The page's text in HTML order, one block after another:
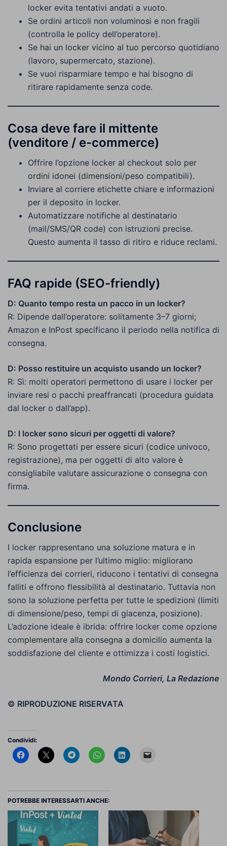
locker evita tentativi andati a vuoto.
Se ordini articoli non voluminosi e non fragili
(controlla le policy dell’operatore).
Se hai un locker vicino al tuo percorso quotidiano
(lavoro, supermercato, stazione).
Se vuoi risparmiare tempo e hai bisogno di
ritirare rapidamente senza code.
Cosa deve fare il mittente
(venditore / e-commerce)
Offrire l’opzione locker al checkout solo per
ordini idonei (dimensioni/peso compatibili).
Inviare al corriere etichette chiare e informazioni
per il deposito in locker.
Automatizzare notifiche al destinatario
(mail/SMS/QR code) con istruzioni precise.
Questo aumenta il tasso di ritiro e riduce reclami.
FAQ rapide (SEO-friendly)
D: Quanto tempo resta un pacco in un locker?
R: Dipende dall’operatore: solitamente 3–7 giorni;
Amazon e InPost specificano il periodo nella notifica di
consegna.
D: Posso restituire un acquisto usando un locker?
R: Sì: molti operatori permettono di usare i locker per
inviare resi o pacchi preaffrancati (procedura guidata
dal locker o dall’app).
D: I locker sono sicuri per oggetti di valore?
R: Sono progettati per essere sicuri (codice univoco,
registrazione), ma per oggetti di alto valore è
consigliabile valutare assicurazione o consegna con
firma.
Conclusione
I locker rappresentano una soluzione matura e in
rapida espansione per l’ultimo miglio: migliorano
l’efficienza dei corrieri, riducono i tentativi di consegna
falliti e offrono flessibilità al destinatario. Tuttavia non
sono la soluzione perfetta per tutte le spedizioni (limiti
di dimensione/peso, tempi di giacenza, posizione).
L’adozione ideale è ibrida: offrire locker come opzione
complementare alla consegna a domicilio aumenta la
soddisfazione del cliente e ottimizza i costi logistici.
Mondo Corrieri, La Redazione
© RIPRODUZIONE RISERVATA
Condividi:
POTREBBE INTERESSARTI ANCHE: